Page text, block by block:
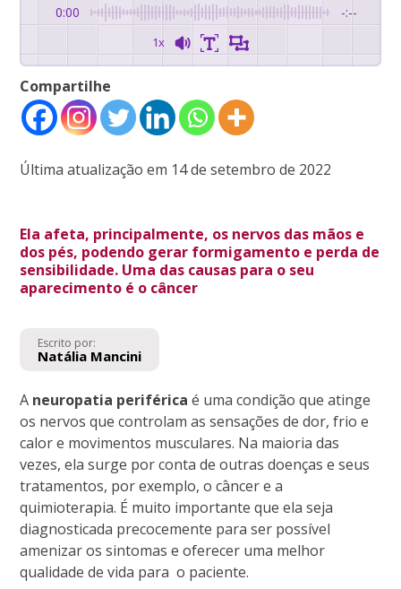
0:00 -:--
1x
Compartilhe
Última atualização em 14 de setembro de 2022
Ela afeta, principalmente, os nervos das mãos e
dos pés, podendo gerar formigamento e perda de
sensibilidade. Uma das causas para o seu
aparecimento é o câncer
Escrito por:
Natália Mancini
A neuropatia periférica é uma condição que atinge
os nervos que controlam as sensações de dor, frio e
calor e movimentos musculares. Na maioria das
vezes, ela surge por conta de outras doenças e seus
tratamentos, por exemplo, o câncer e a
quimioterapia. É muito importante que ela seja
diagnosticada precocemente para ser possível
amenizar os sintomas e oferecer uma melhor
qualidade de vida para o paciente.